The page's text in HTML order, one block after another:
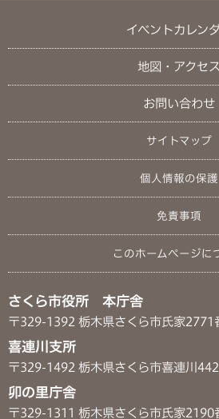
イベントカレン
地図・アクセス
お問い合わせ
サイトマップ
個人情報の保護
免責事項
このホームページに
さくら市役所 本庁舎
〒329-1392 栃木県さくら市氏家2771
喜連川支所
〒329-1492 栃木県さくら市喜連川
卯の里庁舎
〒329-1311 栃木県さくら市氏家2190